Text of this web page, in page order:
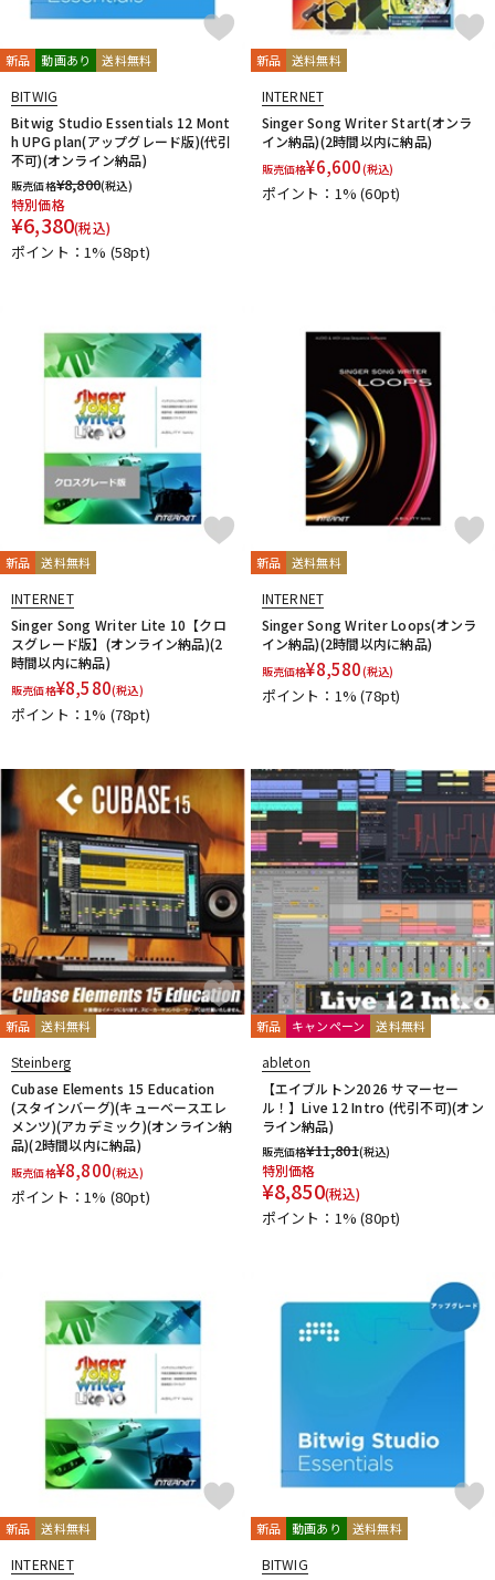
K-N
KAWAII FUTURESAMPLES KENTON
Kikutani
Klevgrand
KORG LEWITT Lexicon
moog
Native Instruments
Nektar Technology
NEUMANN NOVATION Nugen Audio
O-R
OVERLOUD Oyaide PG Music
Pitch Innovations
Plugin Alliance
PrismSound
PROJECT SAM
SANWA SUPPLY SENNHEISER
SLATE AUDIO
SlateDigital
Sonarworks
Sonic Studio
Sonnox
SPECTRASONICS
SSL(Solid State Logic)
Steven Slate Audio
stokyo
STREZOV SAMPLING Studiologic
SynchroArts
SYNTHOGY
TAC SYSTEM
tc electronic
TC helicon
Teenage Engineering
Thrustmaster
TRUE DYNA
U-Z
UDG
Universal Audio
unknown
UVI Vengeance Sound VI Labs
VIENNA
Vital Arts
Waldorf Wave Machine Labs
WaveDNA
WAVES
Whirlwind XFER RECORDS xlnaudio
YAMAHA
ZAOR
FREQPORT
Glorious Mntra
Minimal Audio
cmf by NOTHING
新品 動画あり 送料無料
BITWIG
Bitwig Studio Essentials 12 Mont
h UPG plan(アップグレード版)(代引
不可)(オンライン納品)
販売価格¥8,800(税込)
特別価格
¥6,380(税込)
ポイント：1% (58pt)
新品 送料無料
INTERNET
Singer Song Writer Start(オンラ
イン納品)(2時間以内に納品)
販売価格¥6,600(税込)
ポイント：1%(60pt)
新品 送料無料
INTERNET
Singer Song Writer Lite 10【クロ
スグレード版】(オンライン納品)(2
時間以内に納品)
販売価格¥8,580(税込)
ポイント：1% (78pt)
新品 送料無料
INTERNET
Singer Song Writer Loops(オンラ
イン納品)(2時間以内に納品)
販売価格¥8,580(税込)
ポイント：1%(78pt)
新品 送料無料
Steinberg
Cubase Elements 15 Education
(スタインバーグ)(キューベースエレ
メンツ)(アカデミック)(オンライン納
品)(2時間以内に納品)
販売価格¥8,800(税込)
ポイント：1% (80pt)
新品 キャンペーン 送料無料
ableton
【エイブルトン2026 サマーセー
ル！】Live 12 Intro (代引不可)(オン
ライン納品)
販売価格¥11,801(税込)
特別価格
¥8,850(税込)
ポイント：1%(80pt)
新品 送料無料
INTERNET
新品 動画あり 送料無料
BITWIG